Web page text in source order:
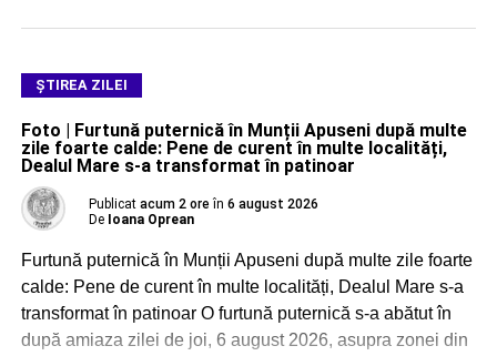
ŞTIREA ZILEI
Foto | Furtună puternică în Munții Apuseni după multe
zile foarte calde: Pene de curent în multe localități,
Dealul Mare s-a transformat în patinoar
Publicat acum 2 ore în 6 august 2026
De Ioana Oprean
Furtună puternică în Munții Apuseni după multe zile foarte
calde: Pene de curent în multe localități, Dealul Mare s-a
transformat în patinoar O furtună puternică s-a abătut în
după amiaza zilei de joi, 6 august 2026, asupra zonei din